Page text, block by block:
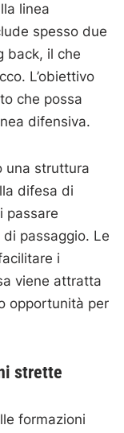
linea
spesso due
back, il che
L’obiettivo
che possa
difensiva.
una struttura
difesa di
passare
passaggio. Le
i
viene attratta
opportunità per
strette
formazioni